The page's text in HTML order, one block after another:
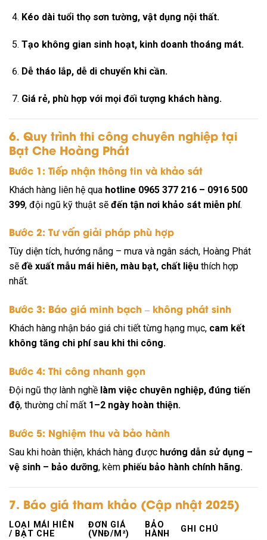
Kéo dài tuổi thọ sơn tường, vật dụng nội thất.
Tạo không gian sinh hoạt, kinh doanh thoáng mát.
Dễ tháo lắp, dễ di chuyển khi cần.
Giá rẻ, phù hợp với mọi đối tượng khách hàng.
6. Quy trình thi công chuyên nghiệp tại
Bạt Che Hoàng Phát
Bước 1: Tiếp nhận thông tin và khảo sát
Khách hàng liên hệ qua hotline 0965 377 216 – 0916 500
399, đội ngũ kỹ thuật sẽ đến tận nơi khảo sát miễn phí.
Bước 2: Tư vấn giải pháp phù hợp
Tùy diện tích, hướng nắng – mưa và ngân sách, Hoàng Phát
sẽ đề xuất mẫu mái hiên, màu bạt, chất liệu thích hợp
nhất.
Bước 3: Báo giá minh bạch – không phát sinh
Khách hàng nhận báo giá chi tiết từng hạng mục, cam kết
không tăng chi phí sau khi thi công.
Bước 4: Thi công nhanh gọn
Đội ngũ thợ lành nghề làm việc chuyên nghiệp, đúng tiến
độ, thường chỉ mất 1–2 ngày hoàn thiện.
Bước 5: Nghiệm thu và bảo hành
Sau khi hoàn thiện, khách hàng được hướng dẫn sử dụng –
vệ sinh – bảo dưỡng, kèm phiếu bảo hành chính hãng.
7. Báo giá tham khảo (Cập nhật 2025)
LOẠI MÁI HIÊN
/ BẠT CHE
ĐƠN GIÁ
(VNĐ/M²)
BẢO
HÀNH
GHI CHÚ